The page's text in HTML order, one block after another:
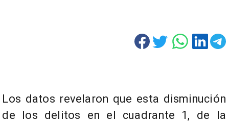
Los datos revelaron que esta disminución
de los delitos en el cuadrante 1, de la